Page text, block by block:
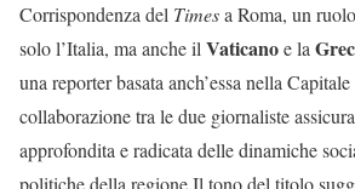
Corrispondenza del Timesa Roma, un
solo l’Italia, ma anche ilVaticanoe la
una reporter basata anch’essa nella
collaborazione tra le due giornaliste
approfondita e radicata delle dinamiche